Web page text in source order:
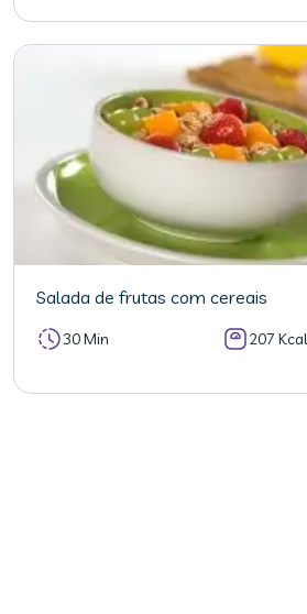
Salada de frutas com cereais
30 Min 207 Kcal